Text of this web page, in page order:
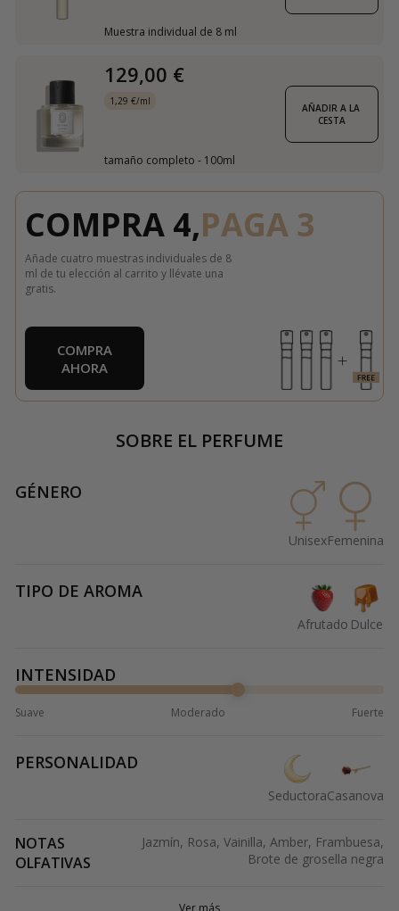
Muestra individual de 8 ml
129,00 €
1,29 €/ml
tamaño completo - 100ml
AÑADIR A LA
CESTA
COMPRA 4,PAGA 3
Añade cuatro muestras individuales de 8
ml de tu elección al carrito y llévate una
gratis.
COMPRA
AHORA
SOBRE EL PERFUME
GÉNERO
UnisexFemenina
TIPO DE AROMA
Afrutado Dulce
INTENSIDAD
Suave Moderado Fuerte
PERSONALIDAD
SeductoraCasanova
NOTAS
OLFATIVAS
Jazmín, Rosa, Vainilla, Amber, Frambuesa,
Brote de grosella negra